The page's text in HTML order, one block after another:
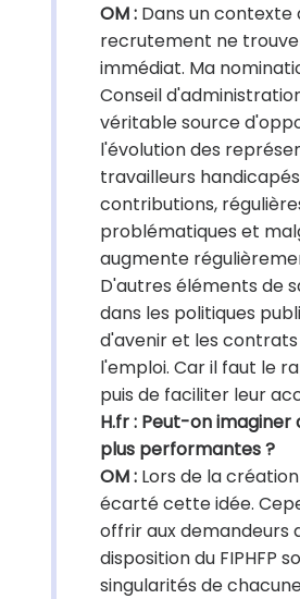
OM : Dans un
recrutement ne
immédiat. Ma
Conseil
véritable source
l'évolution des
travailleurs
contributions,
problématiques et
augmente
D'autres éléments de
dans les politiques
d'avenir et les
l'emploi. Car il faut le
puis de faciliter leur
H.fr : Peut-on
plus performantes ?
OM : Lors de la
écarté cette idée.
offrir aux demandeurs
disposition du FIPHFP
singularités de